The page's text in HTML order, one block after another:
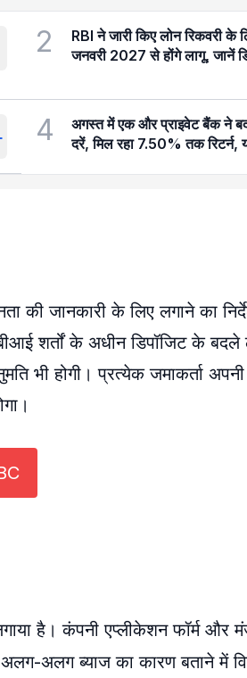
2
RBI ने जारी किए लोन रिकवरी के
जनवरी 2027 से होंगे लागू, जानें
4
अगस्त में एक और प्राइवेट बैंक ने
दरें, मिल रहा 7.50% तक रिटर्न,
की जानकारी के लिए लगाने का
शर्तों के अधीन डिपॉजिट के
भी होगी। प्रत्येक जमाकर्ता
है। कंपनी एप्लीकेशन फॉर्म और
अलग ब्याज का कारण बताने में